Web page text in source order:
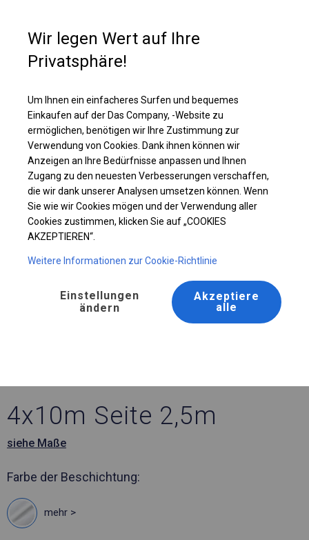
Ganzjähriges Industriezelt | 4x10 m
4x10m Seite 2,5m
siehe Maße
Farbe der Beschichtung:
mehr >
Wir legen Wert auf Ihre
Privatsphäre!
Um Ihnen ein einfacheres Surfen und bequemes
Einkaufen auf der Das Company, -Website zu
ermöglichen, benötigen wir Ihre Zustimmung zur
Verwendung von Cookies. Dank ihnen können wir
Anzeigen an Ihre Bedürfnisse anpassen und Ihnen
Zugang zu den neuesten Verbesserungen verschaffen,
die wir dank unserer Analysen umsetzen können. Wenn
Sie wie wir Cookies mögen und der Verwendung aller
Cookies zustimmen, klicken Sie auf „COOKIES
AKZEPTIEREN“.
Weitere Informationen zur Cookie-Richtlinie
Einstellungen
ändern
Akzeptiere
alle